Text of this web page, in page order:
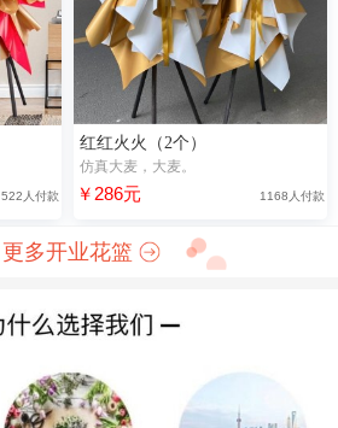
522人付款
红红火火（2个）
仿真大麦，大麦。
￥286元 1168人付款
更多开业花篮